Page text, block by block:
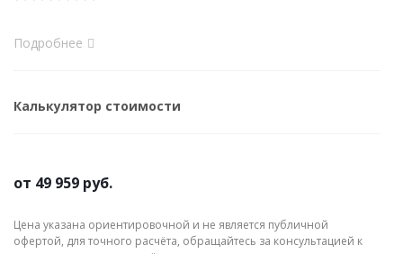
Подробнее
Калькулятор стоимости
от 49 959 руб.
Цена указана ориентировочной и не является публичной
офертой, для точного расчёта, обращайтесь за консультацией к